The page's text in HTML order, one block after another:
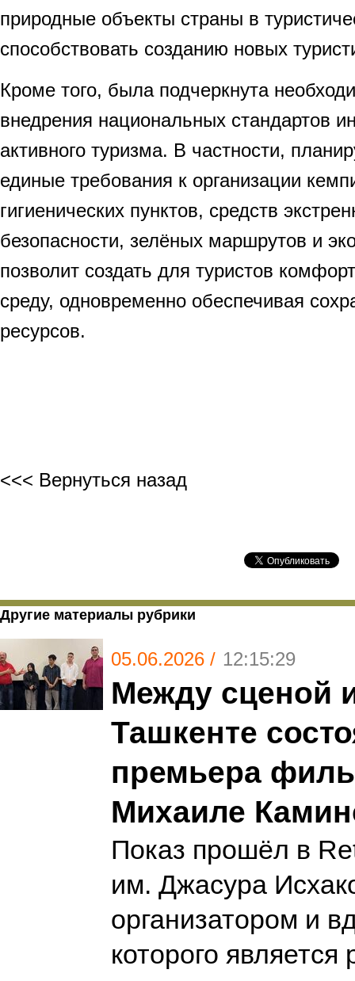
природные объекты страны в
способствовать созданию новых
Кроме того, была подчеркнута
внедрения национальных стандартов
активного туризма. В частности,
единые требования к организации
гигиенических пунктов, средств
безопасности, зелёных маршрутов и
позволит создать для туристов
среду, одновременно обеспечивая
ресурсов.
<<< Вернуться назад
Другие материалы рубрики
05.06.2026 / 12:15:29
Между сценой
Ташкенте
премьера
Михаиле
Показ прошёл в
им. Джасура
организатором и
которого является